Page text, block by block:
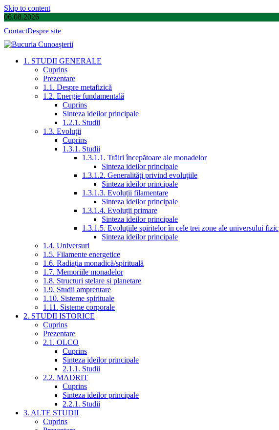
Skip to content
06.08.2026
ContactDespre site
1. STUDII GENERALE
Cuprins
Prezentare
1.1. Despre metafizică
1.2. Energie fundamentală
Cuprins
Sinteza ideilor principale
1.2.1. Studii
1.3. Evoluții
Cuprins
1.3.1. Studii
1.3.1.1. Trăiri începătoare ale monadelor
Sinteza ideilor principale
1.3.1.2. Generalități privind evoluțiile
Sinteza ideilor principale
1.3.1.3. Evoluții filamentare
Sinteza ideilor principale
1.3.1.4. Evoluții primare
Sinteza ideilor principale
1.3.1.5. Evoluțiile spiritelor în cele trei zone ale universului fizic
Sinteza ideilor principale
1.4. Universuri
1.5. Filamente energetice
1.6. Radiația monadică/spirituală
1.7. Memoriile monadelor
1.8. Structuri stelare și planetare
1.9. Studii amprentare
1.10. Sisteme spirituale
1.11. Sisteme corporale
2. STUDII ISTORICE
Cuprins
Prezentare
2.1. OLCO
Cuprins
Sinteza ideilor principale
2.1.1. Studii
2.2. MADRIT
Cuprins
Sinteza ideilor principale
2.2.1. Studii
3. ALTE STUDII
Cuprins